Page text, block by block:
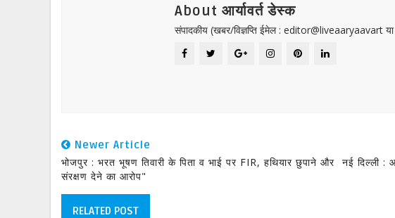
About आर्यावर्त डेस्क
संपादकीय (खबर/विज्ञप्ति ईमेल : editor@liveaaryaavart
Newer Article
भोजपुर : भरत भूषण तिवारी के पिता व भाई पर FIR, हथियार छुपाने और
संरक्षण देने का आरोप"
नई दिल्ली :
RELATED POST